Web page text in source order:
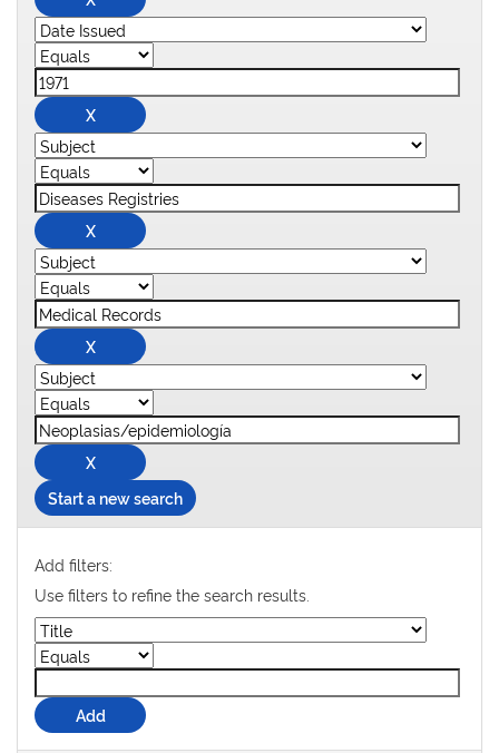
Start a new search
Add filters:
Use filters to refine the search results.